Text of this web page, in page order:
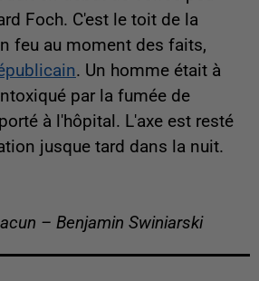
Foch. C'est le toit de la
feu au moment des faits,
. Un homme était à
par la fumée de
à l'hôpital. L'axe est resté
jusque tard dans la nuit.
– Benjamin Swiniarski